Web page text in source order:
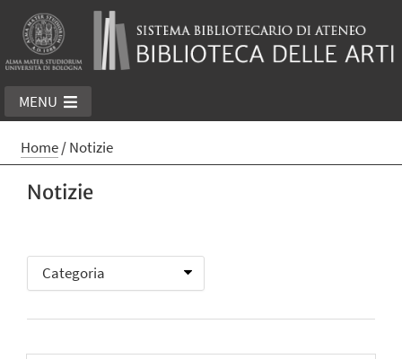
MENU
Home/Notizie
Notizie